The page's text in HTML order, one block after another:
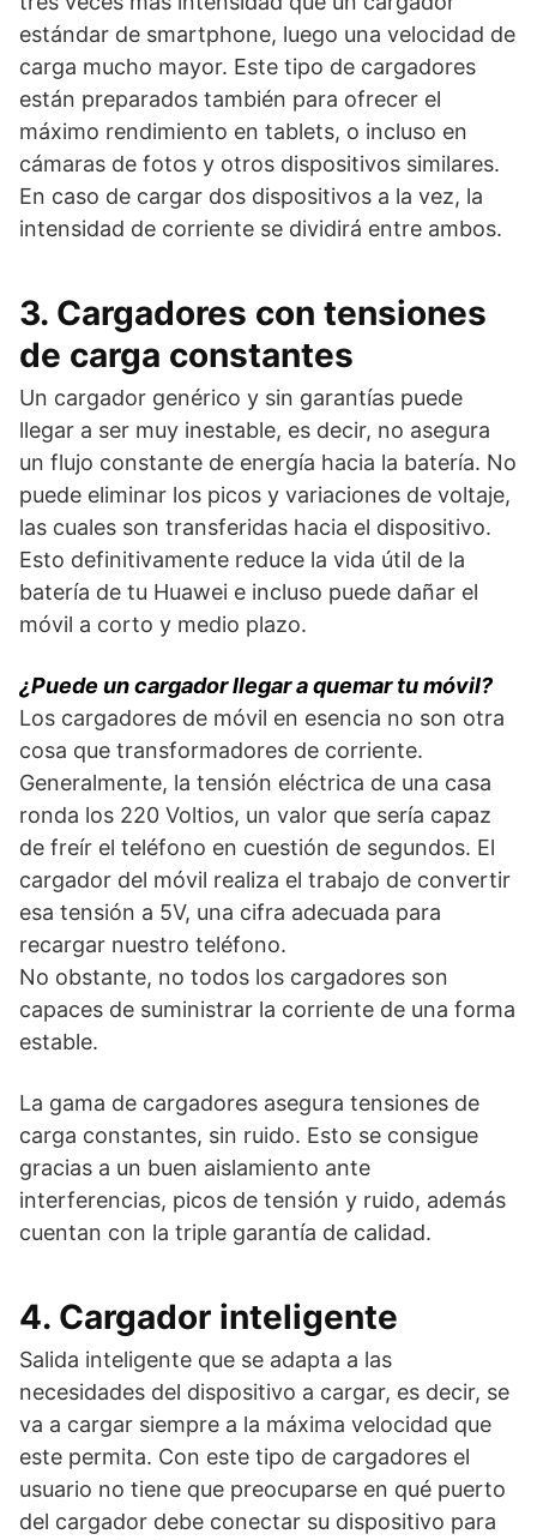
estándar de smartphone, luego una velocidad de
carga mucho mayor. Este tipo de cargadores
están preparados también para ofrecer el
máximo rendimiento en tablets, o incluso en
cámaras de fotos y otros dispositivos similares.
En caso de cargar dos dispositivos a la vez, la
intensidad de corriente se dividirá entre ambos.
3. Cargadores con tensiones
de carga constantes
Un cargador genérico y sin garantías puede
llegar a ser muy inestable, es decir, no asegura
un flujo constante de energía hacia la batería. No
puede eliminar los picos y variaciones de voltaje,
las cuales son transferidas hacia el dispositivo.
Esto definitivamente reduce la vida útil de la
batería de tu Huawei e incluso puede dañar el
móvil a corto y medio plazo.
¿Puede un cargador llegar a quemar tu móvil?
Los cargadores de móvil en esencia no son otra
cosa que transformadores de corriente.
Generalmente, la tensión eléctrica de una casa
ronda los 220 Voltios, un valor que sería capaz
de freír el teléfono en cuestión de segundos. El
cargador del móvil realiza el trabajo de convertir
esa tensión a 5V, una cifra adecuada para
recargar nuestro teléfono.
No obstante, no todos los cargadores son
capaces de suministrar la corriente de una forma
estable.
La gama de cargadores asegura tensiones de
carga constantes, sin ruido. Esto se consigue
gracias a un buen aislamiento ante
interferencias, picos de tensión y ruido, además
cuentan con la triple garantía de calidad.
4. Cargador inteligente
Salida inteligente que se adapta a las
necesidades del dispositivo a cargar, es decir, se
va a cargar siempre a la máxima velocidad que
este permita. Con este tipo de cargadores el
usuario no tiene que preocuparse en qué puerto
del cargador debe conectar su dispositivo para